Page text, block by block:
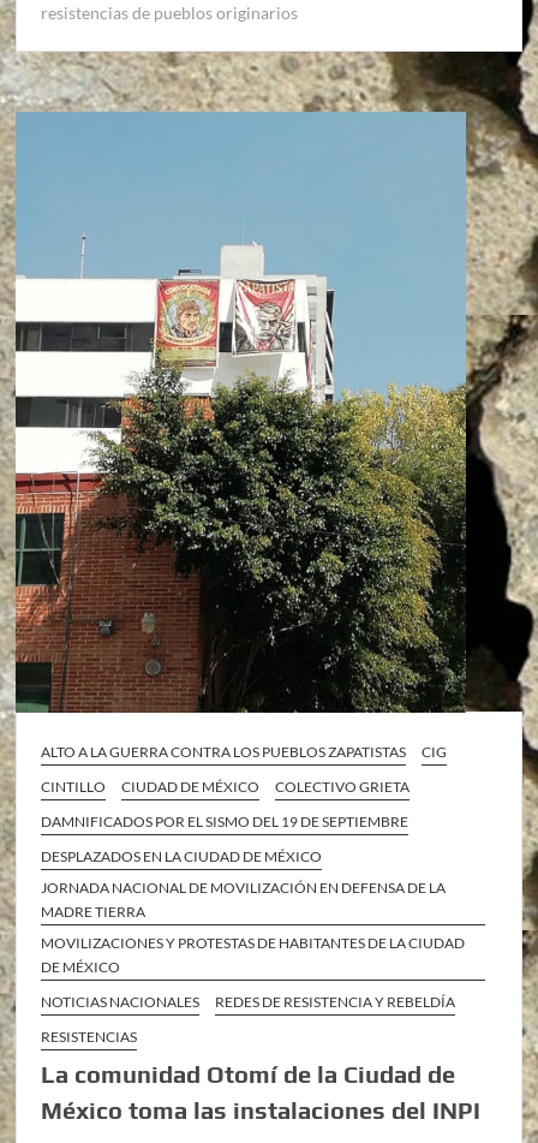
resistencias de pueblos originarios
ALTO A LA GUERRA CONTRA LOS PUEBLOS ZAPATISTAS
CIG
CINTILLO
CIUDAD DE MÉXICO
COLECTIVO GRIETA
DAMNIFICADOS POR EL SISMO DEL 19 DE SEPTIEMBRE
DESPLAZADOS EN LA CIUDAD DE MÉXICO
JORNADA NACIONAL DE MOVILIZACIÓN EN DEFENSA DE LA
MADRE TIERRA
MOVILIZACIONES Y PROTESTAS DE HABITANTES DE LA CIUDAD
DE MÉXICO
NOTICIAS NACIONALES
REDES DE RESISTENCIA Y REBELDÍA
RESISTENCIAS
La comunidad Otomí de la Ciudad de
México toma las instalaciones del INPI